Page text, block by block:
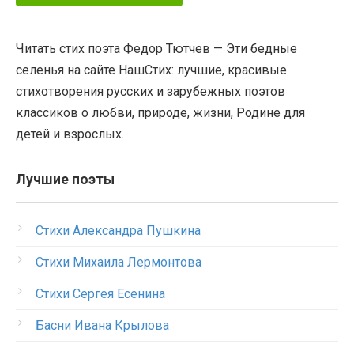
Читать стих поэта Федор Тютчев — Эти бедные
селенья на сайте НашСтих: лучшие, красивые
стихотворения русских и зарубежных поэтов
классиков о любви, природе, жизни, Родине для
детей и взрослых.
Лучшие поэты
Стихи Александра Пушкина
Стихи Михаила Лермонтова
Стихи Сергея Есенина
Басни Ивана Крылова